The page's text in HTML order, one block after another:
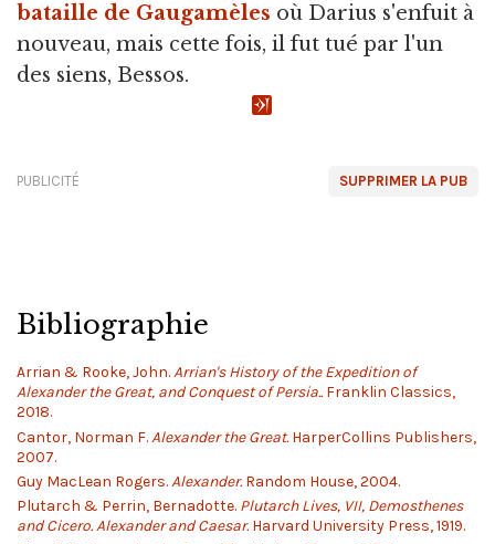
bataille de Gaugamèles où Darius s'enfuit à
nouveau, mais cette fois, il fut tué par l'un
des siens, Bessos.
SUPPRIMER LA PUB
PUBLICITÉ
Bibliographie
Arrian & Rooke, John.Arrian's History of the Expedition of
Alexander the Great, and Conquest of Persia..Franklin Classics,
2018.
Cantor, Norman F.Alexander the Great.HarperCollins Publishers,
2007.
Guy MacLean Rogers.Alexander.Random House, 2004.
Plutarch & Perrin, Bernadotte. Plutarch Lives, VII, Demosthenes
and Cicero. Alexander and Caesar.Harvard University Press, 1919.